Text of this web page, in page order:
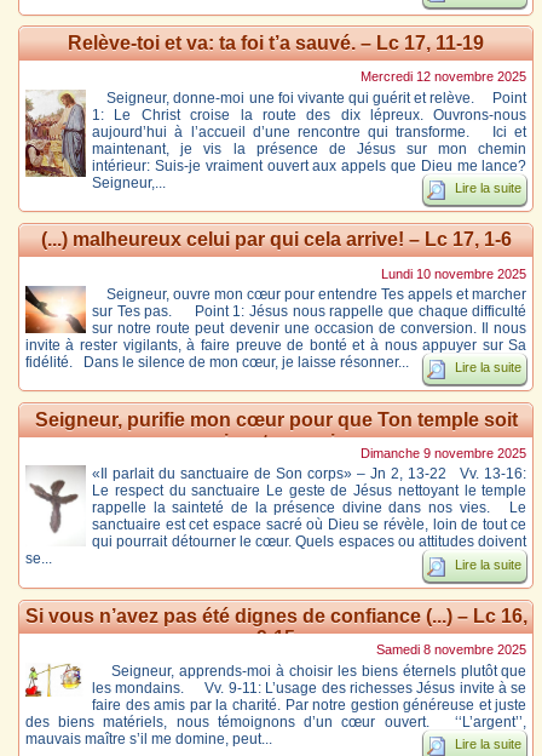
Relève-toi et va: ta foi t’a sauvé. – Lc 17, 11-19
Mercredi 12 novembre 2025
Seigneur, donne-moi une foi vivante qui guérit et relève. Point
1: Le Christ croise la route des dix lépreux. Ouvrons-nous
aujourd’hui à l’accueil d’une rencontre qui transforme. Ici et
maintenant, je vis la présence de Jésus sur mon chemin
intérieur: Suis-je vraiment ouvert aux appels que Dieu me lance?
Seigneur,...
Lire la suite
(...) malheureux celui par qui cela arrive! – Lc 17, 1-6
Lundi 10 novembre 2025
Seigneur, ouvre mon cœur pour entendre Tes appels et marcher
sur Tes pas. Point 1: Jésus nous rappelle que chaque difficulté
sur notre route peut devenir une occasion de conversion. Il nous
invite à rester vigilants, à faire preuve de bonté et à nous appuyer sur Sa
fidélité. Dans le silence de mon cœur, je laisse résonner...
Lire la suite
Seigneur, purifie mon cœur pour que Ton temple soit
vivant en moi.
Dimanche 9 novembre 2025
«Il parlait du sanctuaire de Son corps» – Jn 2, 13-22 Vv. 13-16:
Le respect du sanctuaire Le geste de Jésus nettoyant le temple
rappelle la sainteté de la présence divine dans nos vies. Le
sanctuaire est cet espace sacré où Dieu se révèle, loin de tout ce
qui pourrait détourner le cœur. Quels espaces ou attitudes doivent
se...
Lire la suite
Si vous n’avez pas été dignes de confiance (...) – Lc 16,
9-15
Samedi 8 novembre 2025
Seigneur, apprends-moi à choisir les biens éternels plutôt que
les mondains. Vv. 9-11: L’usage des richesses Jésus invite à se
faire des amis par la charité. Par notre gestion généreuse et juste
des biens matériels, nous témoignons d’un cœur ouvert. ‘‘L’argent’’,
mauvais maître s’il me domine, peut...
Lire la suite